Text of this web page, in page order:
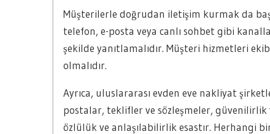
Müşterilerle doğrudan iletişim kurmak da
telefon, e-posta veya canlı sohbet gibi
şekilde yanıtlamalıdır. Müşteri hizmetleri
olmalıdır.
Ayrıca, uluslararası evden eve nakliyat
postalar, teklifler ve sözleşmeler, güvenilirlik
özlülük ve anlaşılabilirlik esastır. Herhangi